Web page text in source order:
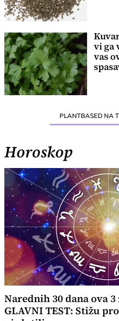
vi ga
vas
PLANTBASED NA
Horoskop
Narednih 30 dana ova
GLAVNI TEST: Stižu